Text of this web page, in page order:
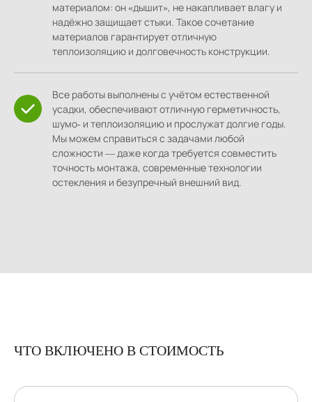
материалом: он «дышит», не накапливает влагу и
надёжно защищает стыки. Такое сочетание
материалов гарантирует отличную
теплоизоляцию и долговечность конструкции.
Все работы выполнены с учётом естественной
усадки, обеспечивают отличную герметичность,
шумо‑ и теплоизоляцию и прослужат долгие годы.
Мы можем справиться с задачами любой
сложности — даже когда требуется совместить
точность монтажа, современные технологии
остекления и безупречный внешний вид.
ЧТО ВКЛЮЧЕНО В СТОИМОСТЬ